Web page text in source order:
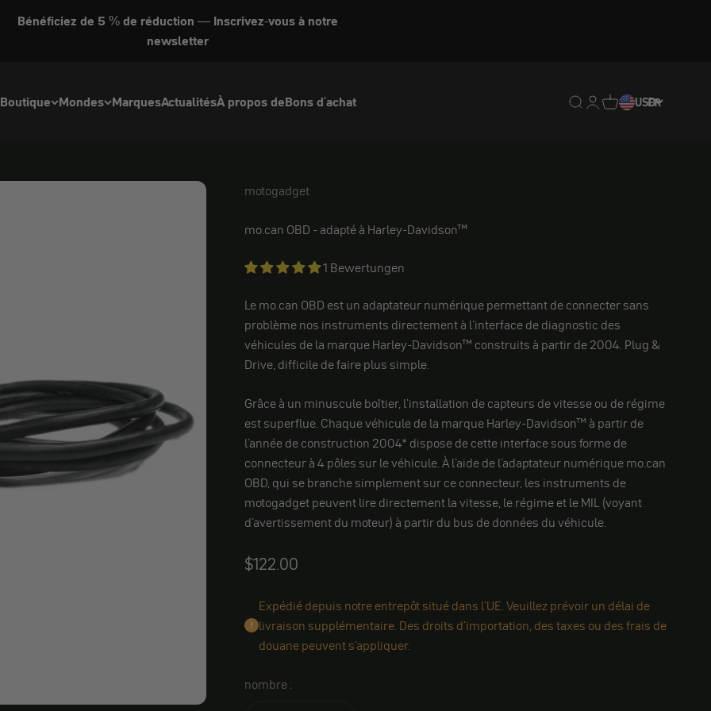
Bénéficiez de 5 % de réduction — Inscrivez-vous à notre
newsletter
Boutique Mondes MarquesActualitésÀ propos deBons d'achat Translation missing :
Translation missing :
Traduction
USDFR
motogadget
motogadget
mo.can OBD - adapté à Harley-Davidson™
1 Bewertungen
Le mo.can OBD est un adaptateur numérique permettant de connecter sans
problème nos instruments directement à l'interface de diagnostic des
véhicules de la marque Harley-Davidson™ construits à partir de 2004. Plug &
Drive, difficile de faire plus simple.
Grâce à un minuscule boîtier, l'installation de capteurs de vitesse ou de régime
est superflue. Chaque véhicule de la marque Harley-Davidson™ à partir de
l'année de construction 2004* dispose de cette interface sous forme de
connecteur à 4 pôles sur le véhicule. À l'aide de l'adaptateur numérique mo.can
OBD, qui se branche simplement sur ce connecteur, les instruments de
motogadget peuvent lire directement la vitesse, le régime et le MIL (voyant
d'avertissement du moteur) à partir du bus de données du véhicule.
Angebot
$122.00
Expédié depuis notre entrepôt situé dans l'UE. Veuillez prévoir un délai de
livraison supplémentaire. Des droits d'importation, des taxes ou des frais de
douane peuvent s'appliquer.
nombre :